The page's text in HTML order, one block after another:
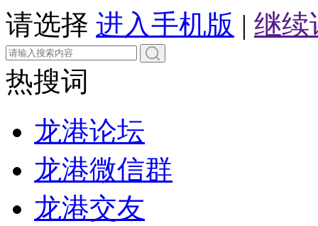
请选择 进入手机版 | 继续
热搜词
龙港论坛
龙港微信群
龙港交友